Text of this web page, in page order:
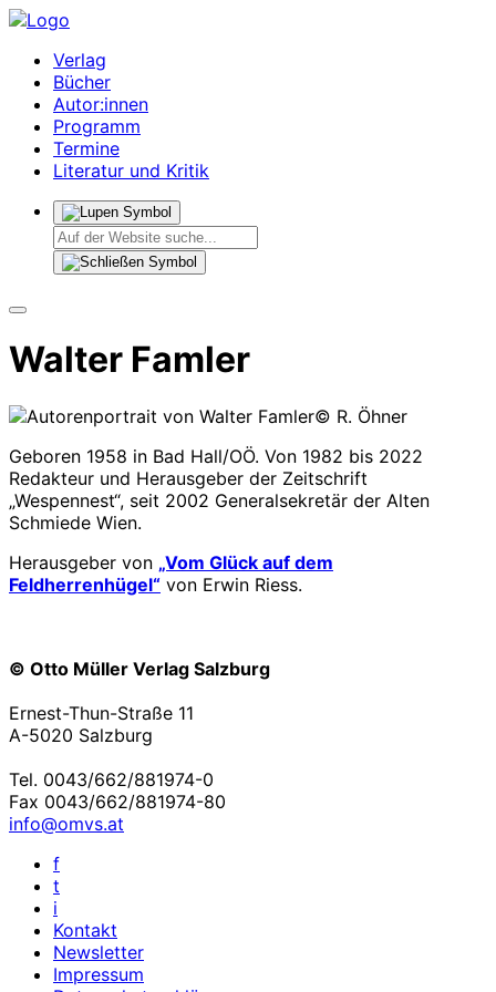
Verlag
Bücher
Autor:innen
Programm
Termine
Literatur und Kritik
Walter Famler
© R. Öhner
Geboren 1958 in Bad Hall/OÖ. Von 1982 bis 2022
Redakteur und Herausgeber der Zeitschrift
„Wespennest“, seit 2002 Generalsekretär der Alten
Schmiede Wien.
Herausgeber von „Vom Glück auf dem
Feldherrenhügel“ von Erwin Riess.
© Otto Müller Verlag Salzburg
Ernest-Thun-Straße 11
A-5020 Salzburg
Tel. 0043/662/881974-0
Fax 0043/662/881974-80
info@omvs.at
f
t
i
Kontakt
Newsletter
Impressum